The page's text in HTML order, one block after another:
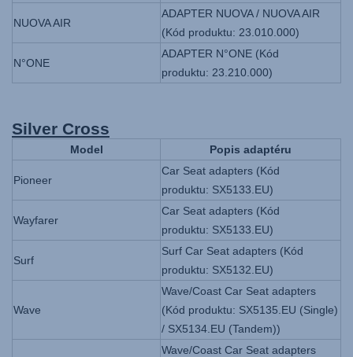
NUOVA AIR
ADAPTER NUOVA / NUOVA AIR
(Kód produktu: 23.010.000)
N°ONE
ADAPTER N°ONE (Kód
produktu: 23.210.000)
Silver Cross
Model Popis adaptéru
Pioneer
Car Seat adapters (Kód
produktu: SX5133.EU)
Wayfarer
Car Seat adapters (Kód
produktu: SX5133.EU)
Surf
Surf Car Seat adapters (Kód
produktu: SX5132.EU)
Wave
Wave/Coast Car Seat adapters
(Kód produktu: SX5135.EU (Single)
/ SX5134.EU (Tandem))
Wave/Coast Car Seat adapters